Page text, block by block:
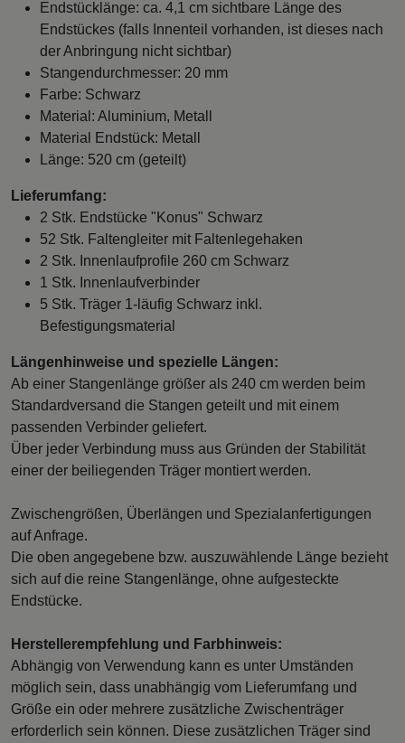
Endstücklänge: ca. 4,1 cm sichtbare Länge des
Endstückes (falls Innenteil vorhanden, ist dieses nach
der Anbringung nicht sichtbar)
Stangendurchmesser: 20 mm
Farbe: Schwarz
Material: Aluminium, Metall
Material Endstück: Metall
Länge: 520 cm (geteilt)
Lieferumfang:
2 Stk. Endstücke "Konus" Schwarz
52 Stk. Faltengleiter mit Faltenlegehaken
2 Stk. Innenlaufprofile 260 cm Schwarz
1 Stk. Innenlaufverbinder
5 Stk. Träger 1-läufig Schwarz inkl.
Befestigungsmaterial
Längenhinweise und spezielle Längen:
Ab einer Stangenlänge größer als 240 cm werden beim
Standardversand die Stangen geteilt und mit einem
passenden Verbinder geliefert.
Über jeder Verbindung muss aus Gründen der Stabilität
einer der beiliegenden Träger montiert werden.
Zwischengrößen, Überlängen und Spezialanfertigungen
auf Anfrage.
Die oben angegebene bzw. auszuwählende Länge bezieht
sich auf die reine Stangenlänge, ohne aufgesteckte
Endstücke.
Herstellerempfehlung und Farbhinweis:
Abhängig von Verwendung kann es unter Umständen
möglich sein, dass unabhängig vom Lieferumfang und
Größe ein oder mehrere zusätzliche Zwischenträger
erforderlich sein können. Diese zusätzlichen Träger sind